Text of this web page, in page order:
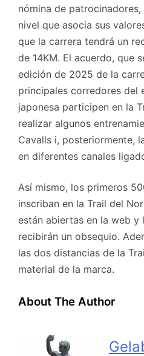
nómina de
nivel que asocia sus
que la carrera tendrá un
de 14KM. El acuerdo, que
edición de 2025 de la
principales corredores del
japonesa participen en la
realizar algunos
Cavalls i, posteriormente,
en diferentes canales
Así mismo, los primeros
inscriban en la Trail del
están abiertas en la web y
recibirán un obsequio.
las dos distancias de la
material de la marca.
About The Author